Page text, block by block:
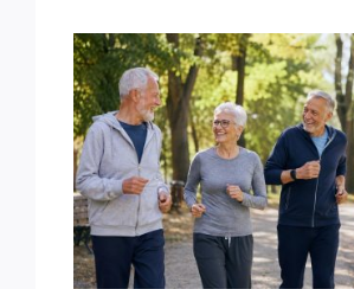
EL EDADISMO:
SILENCIOSA
DESAFÍO
SOCIAL